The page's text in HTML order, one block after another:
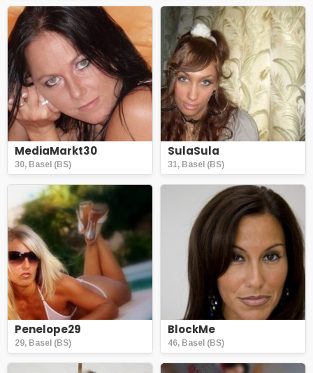
MediaMarkt30
30, Basel (BS)
SulaSula
31, Basel (BS)
Penelope29
29, Basel (BS)
BlockMe
46, Basel (BS)